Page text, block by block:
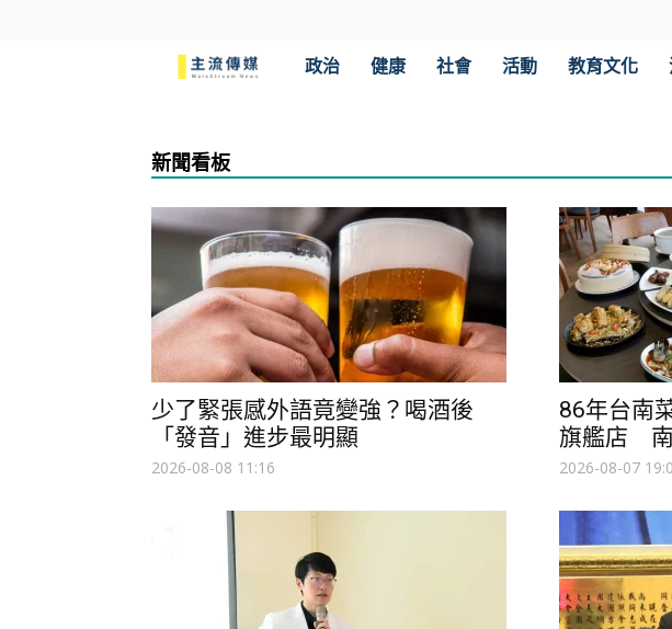
政治 健康 社會 活動 教育文化
新聞看板
少了緊張感外語竟變強？喝酒後
「發音」進步最明顯
2026-08-08 11:16
86年台南
旗艦店 南
2026-08-07